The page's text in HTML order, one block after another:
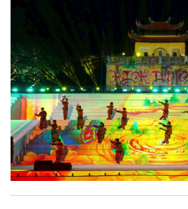
hóa - thể thao mang tầm quốc tế,
thống thượng võ dân tộc, quảng bá
giao lưu văn hóa, thể thao với bạn bè